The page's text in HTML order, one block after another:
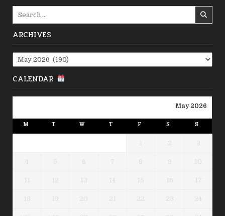
ARCHIVES
Archives
CALENDAR
May 2026
M T W T F S S
1 2 3
4 5 6 7 8 9 10
11 12 13 14 15 16 17
18 19 20 21 22 23 24